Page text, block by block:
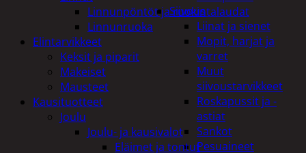
Siivous
Liinat ja sienet
Mopit, harjat ja
varret
Muut
siivoustarvikkeet
Roskapussit ja -
astiat
Sankot
Pesuaineet
Linnunpöntöt ja ruokintalaudat
Linnunruoka
Elintarvikkeet
Keksit ja piparit
Makeiset
Mausteet
Kausituotteet
Joulu
Joulu- ja kausivalot
Eläimet ja tontut